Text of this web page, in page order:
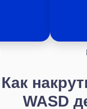
Как
WASD